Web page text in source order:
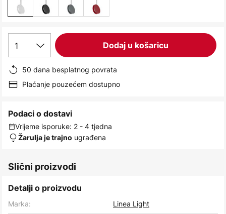
1 Dodaj u košaricu
50 dana besplatnog povrata
Plaćanje pouzećem dostupno
Podaci o dostavi
Vrijeme isporuke: 2 - 4 tjedna
Žarulja je trajno ugrađena
Slični proizvodi
Detalji o proizvodu
Marka:
Linea Light